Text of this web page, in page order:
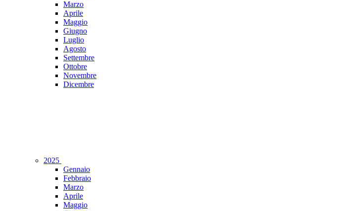
Marzo
Aprile
Maggio
Giugno
Luglio
Agosto
Settembre
Ottobre
Novembre
Dicembre
2025
Gennaio
Febbraio
Marzo
Aprile
Maggio